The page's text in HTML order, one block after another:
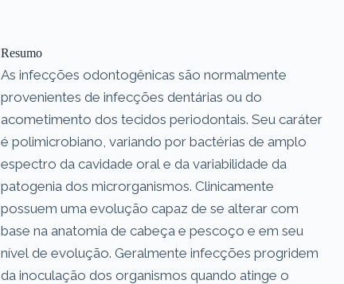
Resumo
As infecções odontogênicas são normalmente
provenientes de infecções dentárias ou do
acometimento dos tecidos periodontais. Seu caráter
é polimicrobiano, variando por bactérias de amplo
espectro da cavidade oral e da variabilidade da
patogenia dos microrganismos. Clinicamente
possuem uma evolução capaz de se alterar com
base na anatomia de cabeça e pescoço e em seu
nível de evolução. Geralmente infecções progridem
da inoculação dos organismos quando atinge o